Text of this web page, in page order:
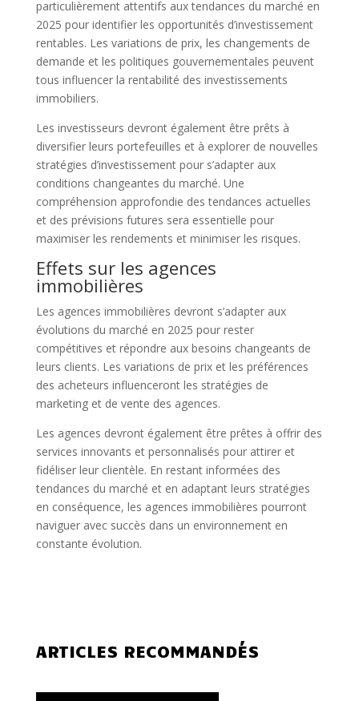
particulièrement attentifs aux tendances du marché en
2025 pour identifier les opportunités d’investissement
rentables. Les variations de prix, les changements de
demande et les politiques gouvernementales peuvent
tous influencer la rentabilité des investissements
immobiliers.
Les investisseurs devront également être prêts à
diversifier leurs portefeuilles et à explorer de nouvelles
stratégies d’investissement pour s’adapter aux
conditions changeantes du marché. Une
compréhension approfondie des tendances actuelles
et des prévisions futures sera essentielle pour
maximiser les rendements et minimiser les risques.
Effets sur les agences
immobilières
Les agences immobilières devront s’adapter aux
évolutions du marché en 2025 pour rester
compétitives et répondre aux besoins changeants de
leurs clients. Les variations de prix et les préférences
des acheteurs influenceront les stratégies de
marketing et de vente des agences.
Les agences devront également être prêtes à offrir des
services innovants et personnalisés pour attirer et
fidéliser leur clientèle. En restant informées des
tendances du marché et en adaptant leurs stratégies
en conséquence, les agences immobilières pourront
naviguer avec succès dans un environnement en
constante évolution.
ARTICLES RECOMMANDÉS